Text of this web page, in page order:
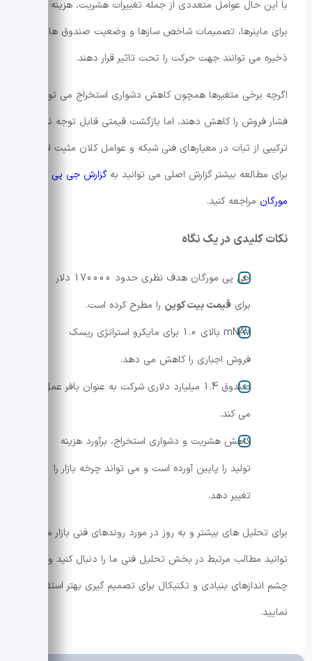
با این حال عوامل متعددی از جمله تغییرات هشریت، هزینه انرژی
برای ماینرها، تصمیمات شاخص سازها و وضعیت صندوق های
ذخیره می توانند جهت حرکت را تحت تاثیر قرار دهند.
اگرچه برخی متغیرها همچون کاهش دشواری استخراج می توانند
فشار فروش را کاهش دهند، اما بازگشت قیمتی قابل توجه نیازمند
ترکیبی از ثبات در معیارهای فنی شبکه و عوامل کلان مثبت است.
برای مطالعه بیشتر گزارش اصلی می توانید به گزارش جی پی
مورگان مراجعه کنید.
نکات کلیدی در یک نگاه
جی پی مورگان هدف نظری حدود 170000 دلار
برای قیمت بیت کوین را مطرح کرده است.
mNAV بالای 1.0 برای مایکرو استراتژی ریسک
فروش اجباری را کاهش می دهد.
صندوق 1.4 میلیارد دلاری شرکت به عنوان بافر عمل
می کند.
کاهش هشریت و دشواری استخراج، برآورد هزینه
تولید را پایین آورده است و می تواند چرخه بازار را
تغییر دهد.
برای تحلیل های بیشتر و به روز در مورد روندهای فنی بازار می
توانید مطالب مرتبط در بخش تحلیل فنی ما را دنبال کنید و از
چشم اندازهای بنیادی و تکنیکال برای تصمیم گیری بهتر استفاده
نمایید.